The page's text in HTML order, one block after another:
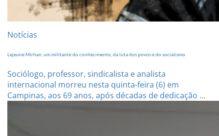
Notícias
Lejeune Mirhan, um militante do conhecimento, da luta dos povos e do socialismo
Sociólogo, professor, sindicalista e analista
internacional morreu nesta quinta-feira (6) em
Campinas, aos 69 anos, após décadas de dedicação ...